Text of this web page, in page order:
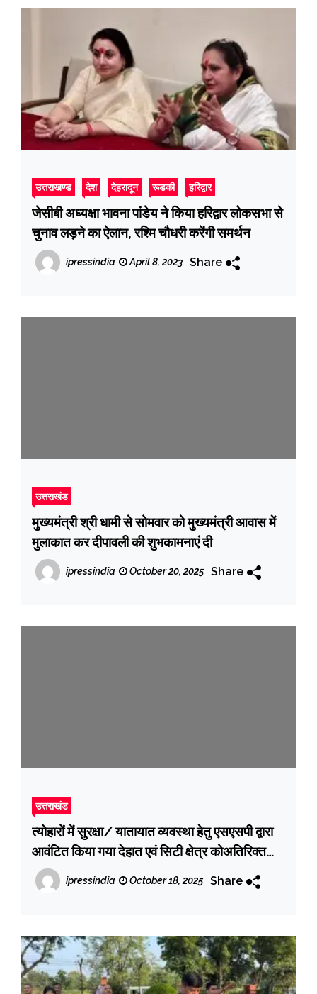
उत्तराखण्ड देश देहरादून रूडकी हरिद्वार
जेसीबी अध्यक्षा भावना पांडेय ने किया हरिद्वार लोकसभा से
चुनाव लड़ने का ऐलान, रश्मि चौधरी करेंगी समर्थन
ipressindia April 8, 2023 Share
उत्तराखंड
मुख्यमंत्री श्री धामी से सोमवार को मुख्यमंत्री आवास में
मुलाकात कर दीपावली की शुभकामनाएं दी
ipressindia October 20, 2025 Share
उत्तराखंड
त्योहारों में सुरक्षा/ यातायात व्यवस्था हेतु एसएसपी द्वारा
आवंटित किया गया देहात एवं सिटी क्षेत्र कोअतिरिक्त
फोर्स
ipressindia October 18, 2025 Share